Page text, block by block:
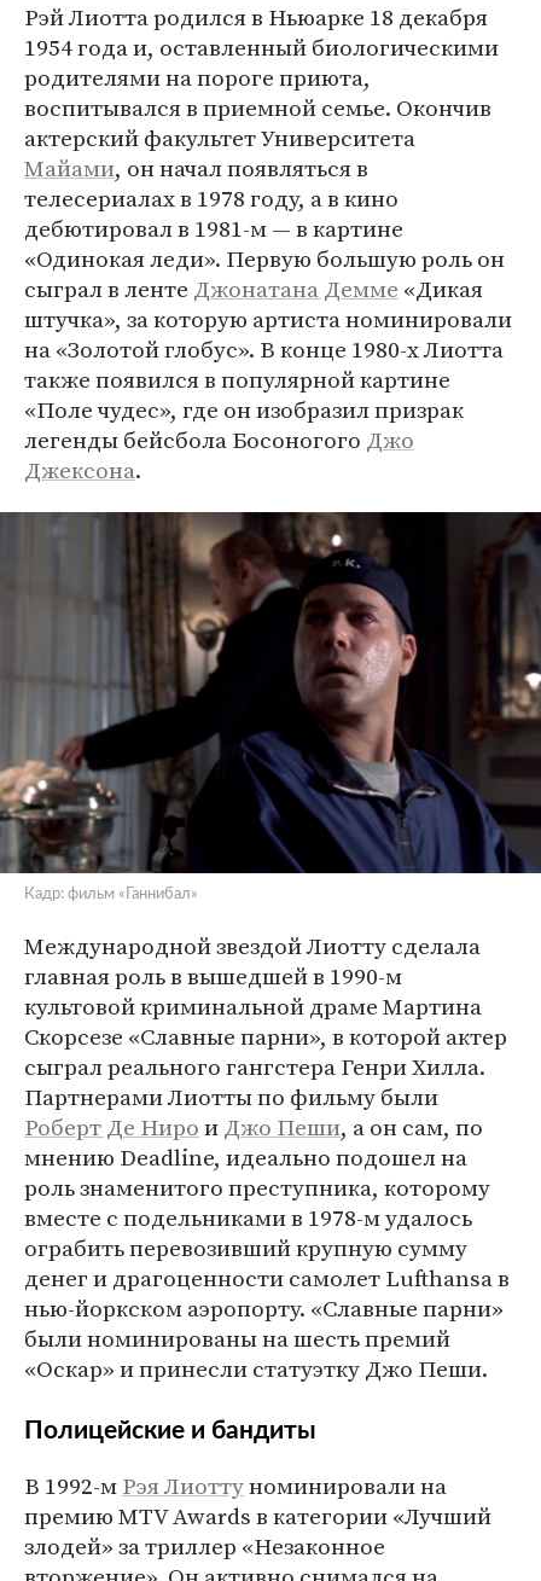
Рэй Лиотта родился в Ньюарке 18 декабря
1954 года и, оставленный биологическими
родителями на пороге приюта,
воспитывался в приемной семье. Окончив
актерский факультет Университета
Майами, он начал появляться в
телесериалах в 1978 году, а в кино
дебютировал в 1981-м — в картине
«Одинокая леди». Первую большую роль он
сыграл в ленте Джонатана Демме «Дикая
штучка», за которую артиста номинировали
на «Золотой глобус». В конце 1980-х Лиотта
также появился в популярной картине
«Поле чудес», где он изобразил призрак
легенды бейсбола Босоногого Джо
Джексона.
Кадр: фильм «Ганнибал»
Международной звездой Лиотту сделала
главная роль в вышедшей в 1990-м
культовой криминальной драме Мартина
Скорсезе «Славные парни», в которой актер
сыграл реального гангстера Генри Хилла.
Партнерами Лиотты по фильму были
Роберт Де НироиДжо Пеши, а он сам, по
мнению Deadline, идеально подошел на
роль знаменитого преступника, которому
вместе с подельниками в 1978-м удалось
ограбить перевозивший крупную сумму
денег и драгоценности самолет Lufthansa в
нью-йоркском аэропорту. «Славные парни»
были номинированы на шесть премий
«Оскар» и принесли статуэтку Джо Пеши.
Полицейские и бандиты
В 1992-мРэя Лиоттуноминировали на
премию MTV Awards в категории «Лучший
злодей» за триллер «Незаконное